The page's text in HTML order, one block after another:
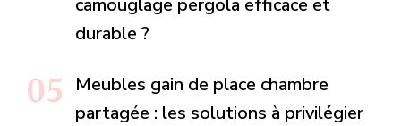
durable ?
Meubles gain de place chambre
partagée : les solutions à privilégier